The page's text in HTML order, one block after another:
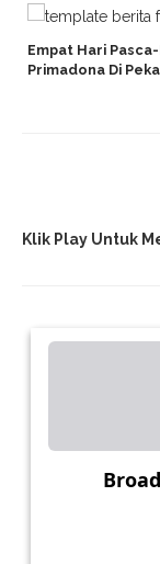
Empat Hari
Primadona Di
Klik Play Untuk